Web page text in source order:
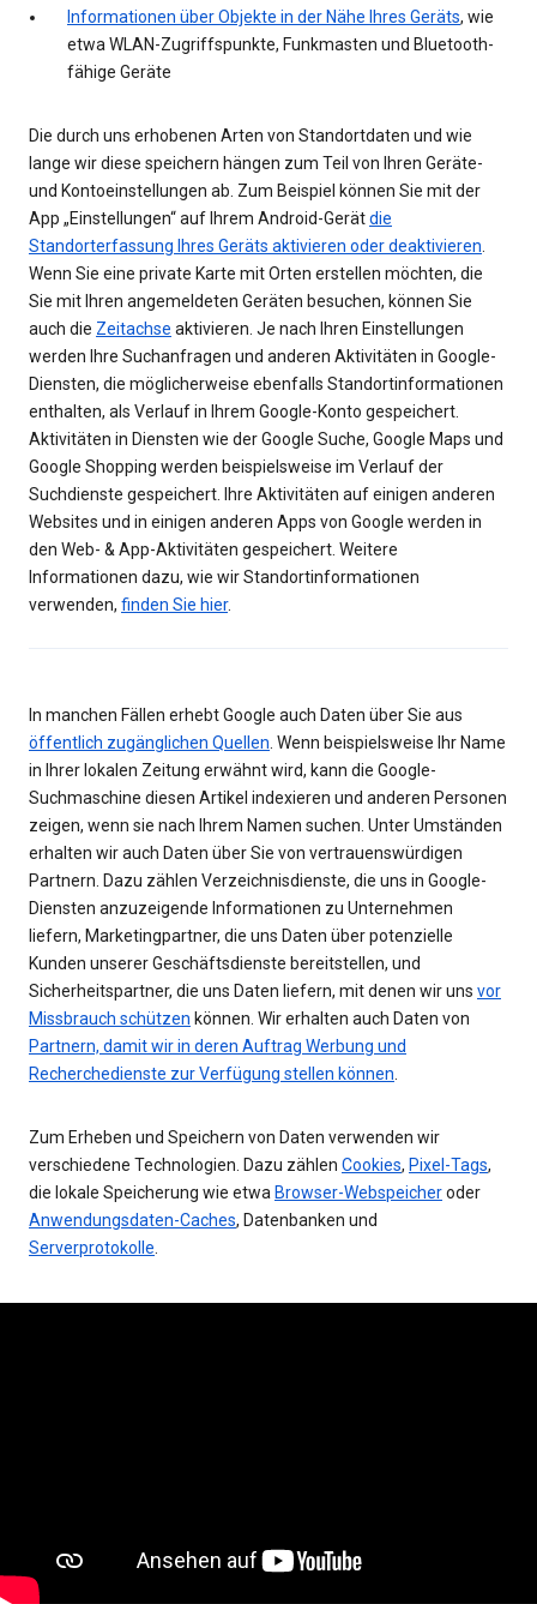
Informationen über Objekte in der Nähe Ihres Geräts, wie
etwa WLAN-Zugriffspunkte, Funkmasten und Bluetooth-
fähige Geräte
Die durch uns erhobenen Arten von Standortdaten und wie
lange wir diese speichern hängen zum Teil von Ihren Geräte-
und Kontoeinstellungen ab. Zum Beispiel können Sie mit der
App „Einstellungen“ auf Ihrem Android-Gerätdie
Standorterfassung Ihres Geräts aktivieren oder deaktivieren
Wenn Sie eine private Karte mit Orten erstellen möchten, die
Sie mit Ihren angemeldeten Geräten besuchen, können Sie
auch die Zeitachse aktivieren. Je nach Ihren Einstellungen
werden Ihre Suchanfragen und anderen Aktivitäten in Google-
Diensten, die möglicherweise ebenfalls Standortinformationen
enthalten, als Verlauf in Ihrem Google-Konto gespeichert.
Aktivitäten in Diensten wie der Google Suche, Google Maps und
Google Shopping werden beispielsweise im Verlauf der
Suchdienste gespeichert. Ihre Aktivitäten auf einigen anderen
Websites und in einigen anderen Apps von Google werden in
den Web- & App-Aktivitäten gespeichert. Weitere
Informationen dazu, wie wir Standortinformationen
verwenden, finden Sie hier.
In manchen Fällen erhebt Google auch Daten über Sie aus
öffentlich zugänglichen Quellen . Wenn beispielsweise Ihr Name
in Ihrer lokalen Zeitung erwähnt wird, kann die Google-
Suchmaschine diesen Artikel indexieren und anderen Personen
zeigen, wenn sie nach Ihrem Namen suchen. Unter Umständen
erhalten wir auch Daten über Sie von vertrauenswürdigen
Partnern. Dazu zählen Verzeichnisdienste, die uns in Google-
Diensten anzuzeigende Informationen zu Unternehmen
liefern, Marketingpartner, die uns Daten über potenzielle
Kunden unserer Geschäftsdienste bereitstellen, und
Sicherheitspartner, die uns Daten liefern, mit denen wir uns vor
Missbrauch schützen können. Wir erhalten auch Daten von
Partnern, damit wir in deren Auftrag Werbung und
Recherchedienste zur Verfügung stellen können
Zum Erheben und Speichern von Daten verwenden wir
verschiedene Technologien. Dazu zählen Cookies, Pixel-Tags,
die lokale Speicherung wie etwa Browser-Webspeicheroder
Anwendungsdaten-Caches, Datenbanken und
Serverprotokolle